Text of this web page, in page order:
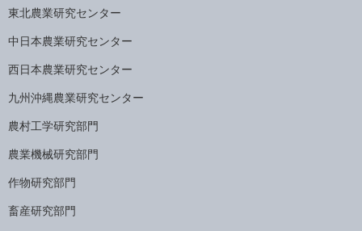
東北農業研究センター
中日本農業研究センター
西日本農業研究センター
九州沖縄農業研究センター
農村工学研究部門
農業機械研究部門
作物研究部門
畜産研究部門